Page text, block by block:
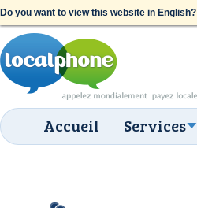
Do you want to view this website in English?
Accueil Services